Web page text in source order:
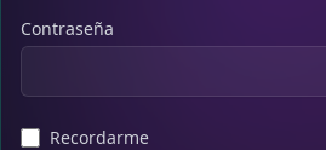
Contraseña
Recordarme